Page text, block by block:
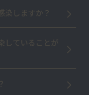
染しますか？
していることが